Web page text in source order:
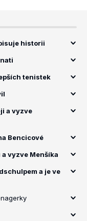
historii
tenistek
a vyzve
Bencicové
vyzve Menšíka
a je ve